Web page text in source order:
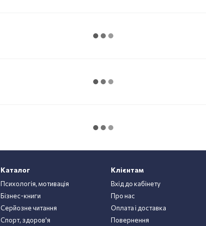
Каталог
Психологія, мотивація
Бізнес-книги
Серйозне читання
Спорт, здоров'я
Клієнтам
Вхід до кабінету
Про нас
Оплата і доставка
Повернення